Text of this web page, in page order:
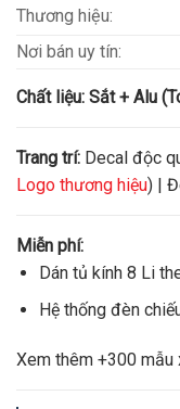
Thương hiệu:
Nơi bán uy tín:
Chất liệu: Sắt + Alu
Trang trí: Decal độc
Logo thương hiệu) |
Miễn phí:
Dán tủ kính 8 Li
Hệ thống đèn
Xem thêm +300 mẫu